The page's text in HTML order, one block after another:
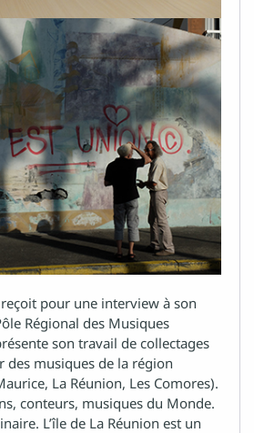
pour une interview à son
Régional des Musiques
son travail de collectages
des musiques de la région
La Réunion, Les Comores).
conteurs, musiques du Monde.
L’île de La Réunion est un